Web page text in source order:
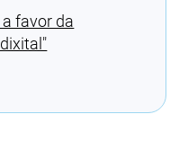
favor da